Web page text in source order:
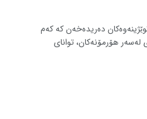
دەریدەخەن کە کەم
هۆرمۆنەکان، توانای